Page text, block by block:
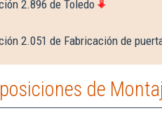
2.896 de Toledo
2.051 de Fabricación de
de